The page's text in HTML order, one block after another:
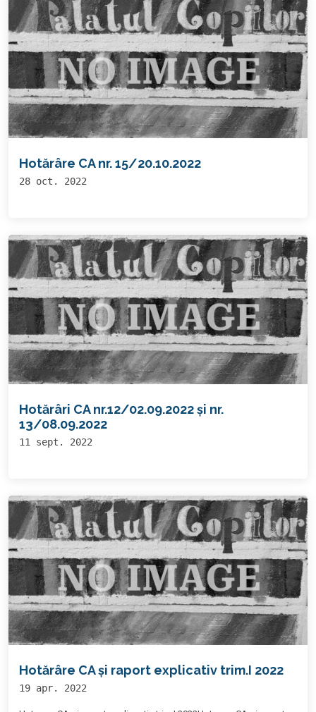
Hotărâre CA nr. 15/20.10.2022
28 oct. 2022
Hotărâri CA nr.12/02.09.2022 și nr.
13/08.09.2022
11 sept. 2022
Hotărâre CA și raport explicativ trim.I 2022
19 apr. 2022